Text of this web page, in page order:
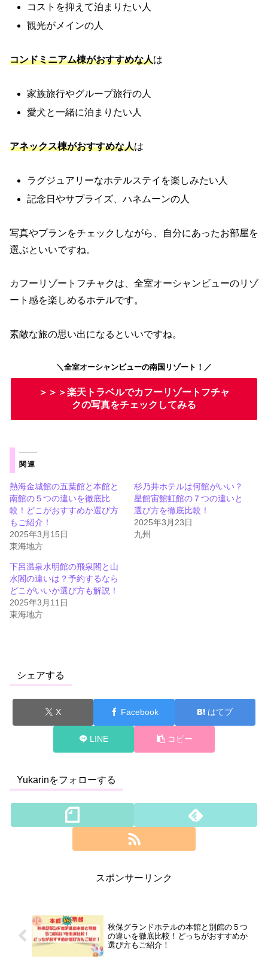
コストを抑えて泊まりたい人
観光がメインの人
コンドミニアム棟がおすすめな人は
家族旅行やグループ旅行の人
愛犬と一緒に泊まりたい人
アネックス棟がおすすめな人は
ラグジュアリーなホテルステイを楽しみたい人
記念日やサプライズ、ハネムーンの人
写真やプランをチェックしながら、自分にあったお部屋を
選ぶといいですね。
カフーリゾートフチャクは、全室オーシャンビューのリゾ
ート感を楽しめるホテルです。
素敵な旅の思い出になるといいですね。
＼全室オーシャンビューの南国リゾート！／
＞＞＞楽天トラベルでカフーリゾートフチャ
クの写真をチェックしてみる
関連
熱海金城館の五葉館と本館と
南館の５つの違いを徹底比
較！どこがおすすめか選び方
もご紹介！
2025年3月15日
東海地方
杉乃井ホテルは何館がいい？
星館宙館虹館の７つの違いと
選び方を徹底比較！
2025年3月23日
九州
下呂温泉水明館の飛泉閣と山
水閣の違いは？予約するなら
どこがいいか選び方も解説！
2025年3月11日
東海地方
シェアする
X Facebook はてブ
LINE コピー
Yukarinをフォローする
スポンサーリンク
秋保グランドホテルの本館と別館の５つ
の違いを徹底比較！どっちがおすすめか
選び方もご紹介！